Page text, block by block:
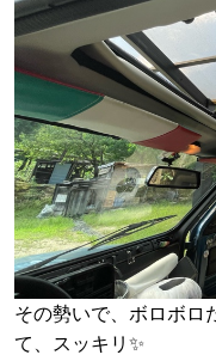
その勢いで、ボロボロ
て、スッキリ✨